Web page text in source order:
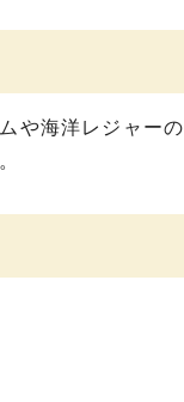
や海洋レジャーの